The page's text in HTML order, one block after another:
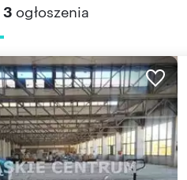
3 ogłoszenia